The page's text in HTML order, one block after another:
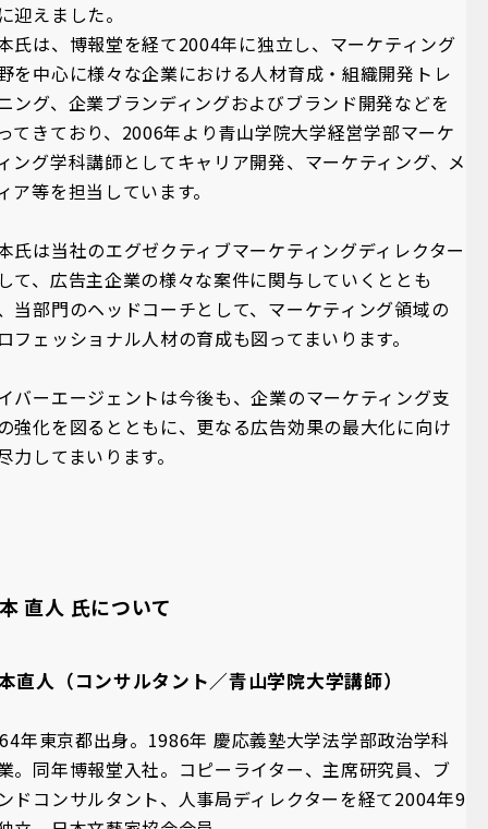
迎えました。
氏は、博報堂を経て2004年に独立し、マーケティング
を中心に様々な企業における人材育成・組織開発トレ
ング、企業ブランディングおよびブランド開発などを
てきており、2006年より青山学院大学経営学部マーケ
ング学科講師としてキャリア開発、マーケティング、メ
ア等を担当しています。
氏は当社のエグゼクティブマーケティングディレクター
て、広告主企業の様々な案件に関与していくととも
当部門のヘッドコーチとして、マーケティング領域の
フェッショナル人材の育成も図ってまいります。
バーエージェントは今後も、企業のマーケティング支
強化を図るとともに、更なる広告効果の最大化に向け
力してまいります。
直人 氏について
直人（コンサルタント／青山学院大学講師）
年東京都出身。1986年 慶応義塾大学法学部政治学科
。同年博報堂入社。コピーライター、主席研究員、ブ
ドコンサルタント、人事局ディレクターを経て2004年9